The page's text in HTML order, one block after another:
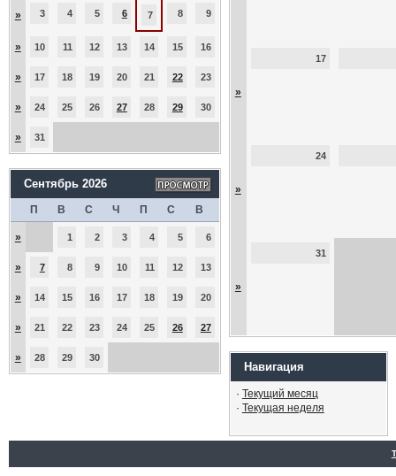
» 3 4 5 6 7 8 9
» 10 11 12 13 14 15 16
» 17 18 19 20 21 22 23
» 24 25 26 27 28 29 30
» 31
Сентябрь 2026
П В С Ч П С В
» 1 2 3 4 5 6
» 7 8 9 10 11 12 13
» 14 15 16 17 18 19 20
» 21 22 23 24 25 26 27
» 28 29 30
»
17
»
24
»
31
Навигация
· Текущий месяц
· Текущая неделя